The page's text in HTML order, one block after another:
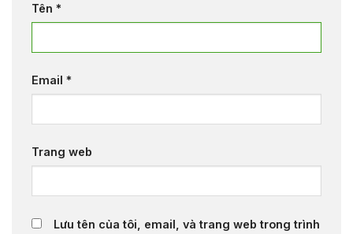
Tên *
Email *
Trang web
Lưu tên của tôi, email, và trang web trong trình